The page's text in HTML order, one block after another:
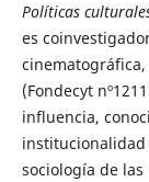
Políticas
es
(Fondecyt
influencia,
sociología de